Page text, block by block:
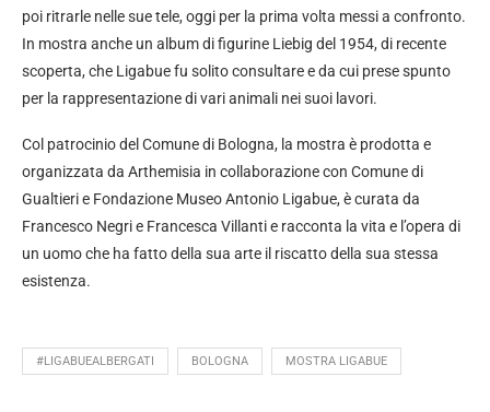
poi ritrarle nelle sue tele, oggi per la prima volta messi a confronto.
In mostra anche un album di figurine Liebig del 1954, di recente
scoperta, che Ligabue fu solito consultare e da cui prese spunto
per la rappresentazione di vari animali nei suoi lavori.
Col patrocinio del Comune di Bologna, la mostra è prodotta e
organizzata da Arthemisia in collaborazione con Comune di
Gualtieri e Fondazione Museo Antonio Ligabue, è curata da
Francesco Negri e Francesca Villanti e racconta la vita e l’opera di
un uomo che ha fatto della sua arte il riscatto della sua stessa
esistenza.
#LIGABUEALBERGATI BOLOGNA MOSTRA LIGABUE